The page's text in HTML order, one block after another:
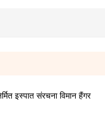
इस्पात संरचना विमान हैंगर